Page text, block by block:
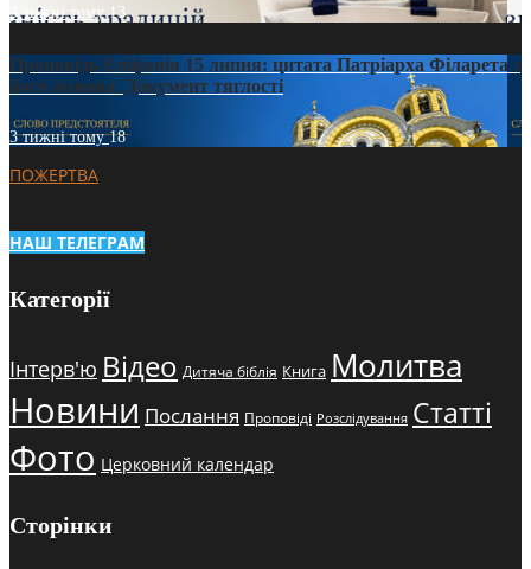
3 тижні тому13
Проповідь Епіфанія 15 липня: цитата Патріарха Філарета з
його амвона. Документ тяглості
3 тижні тому18
ПОЖЕРТВА
НАШ ТЕЛЕГРАМ
Категорії
Інтерв'ю Відео Дитяча біблія Книга Молитва
Новини Послання Проповіді Розслідування Статті
Фото Церковний календар
Сторінки